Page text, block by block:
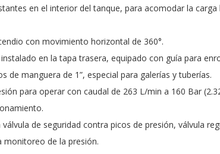
en el interior del tanque, para acomodar la
con movimiento horizontal de 360°.
en la tapa trasera, equipado con guía para
de manguera de 1”, especial para galerías y tuberías.
para operar con caudal de 263 L/min a 160 Bar
válvula de seguridad contra picos de presión, válvula
de la presión.